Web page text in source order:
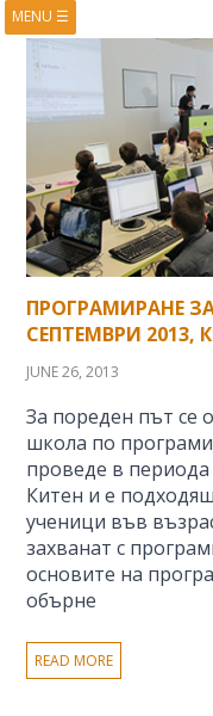
MENU ☰
BOOKS
RESEARCH
CONTACTS
ПРОГРАМИРАНЕ
СЕПТЕМВРИ 2013,
JUNE 26, 2013
За пореден път се
школа по
проведе в периода
Китен и е
ученици във
захванат с
основите на
обърне
READ MORE